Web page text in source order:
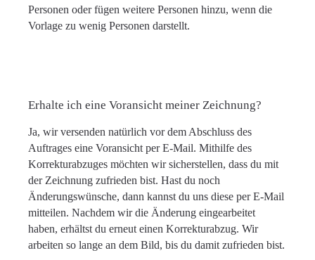
Personen oder fügen weitere Personen hinzu, wenn die
Vorlage zu wenig Personen darstellt.
Erhalte ich eine Voransicht meiner Zeichnung?
Ja, wir versenden natürlich vor dem Abschluss des
Auftrages eine Voransicht per E-Mail. Mithilfe des
Korrekturabzuges möchten wir sicherstellen, dass du mit
der Zeichnung zufrieden bist. Hast du noch
Änderungswünsche, dann kannst du uns diese per E-Mail
mitteilen. Nachdem wir die Änderung eingearbeitet
haben, erhältst du erneut einen Korrekturabzug. Wir
arbeiten so lange an dem Bild, bis du damit zufrieden bist.